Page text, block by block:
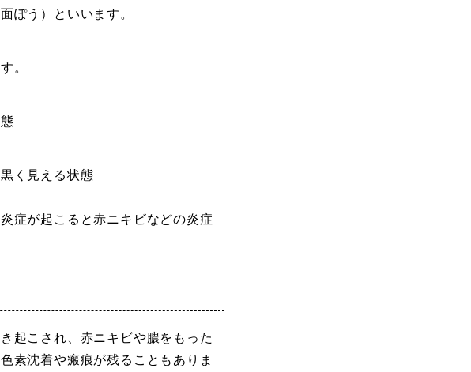
ぽう）といいます。
。
く見える状態
症が起こると赤ニキビなどの炎症
起こされ、赤ニキビや膿をもった
素沈着や瘢痕が残ることもありま